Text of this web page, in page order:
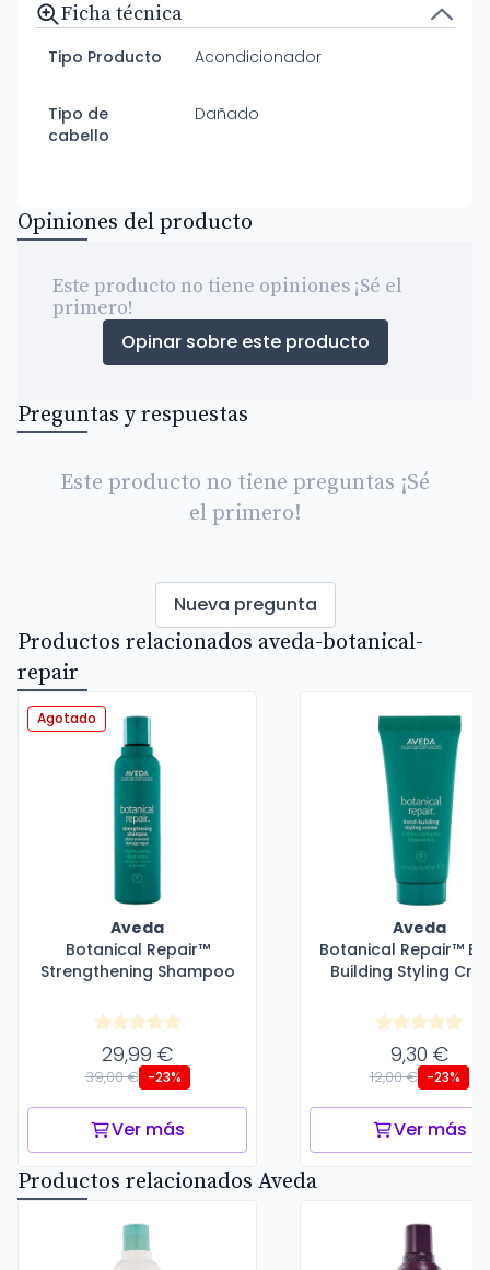
Ficha técnica
Tipo Producto Acondicionador
Tipo de
cabello
Dañado
Opiniones del producto
Este producto no tiene opiniones ¡Sé el
primero!
Opinar sobre este producto
Preguntas y respuestas
Este producto no tiene preguntas ¡Sé
el primero!
Nueva pregunta
Productos relacionados aveda-botanical-
repair
Agotado
Aveda
Botanical Repair™
Strengthening Shampoo
29,99 €
39,00 € -23%
Ver más
Aveda
Botanical Repair™
Building Styling
9,30 €
12,00 € -23%
Ver más
Productos relacionados Aveda